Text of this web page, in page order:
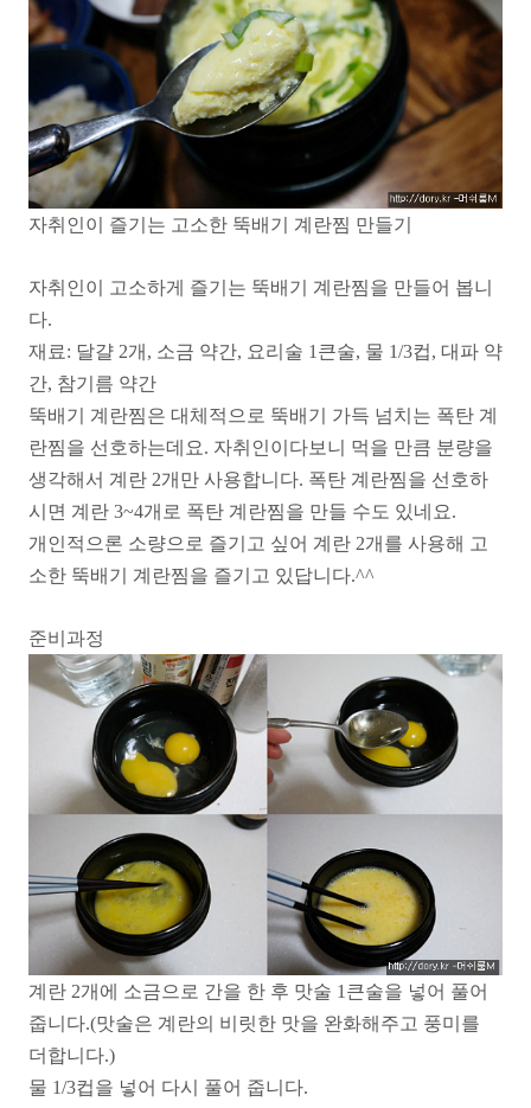
자취인이 즐기는 고소한 뚝배기 계란찜 만들기
자취인이 고소하게 즐기는 뚝배기 계란찜을 만들어 봅니
다.
재료: 달걀 2개, 소금 약간, 요리술 1큰술, 물 1/3컵, 대파 약
간, 참기름 약간
뚝배기 계란찜은 대체적으로 뚝배기 가득 넘치는 폭탄 계
란찜을 선호하는데요. 자취인이다보니 먹을 만큼 분량을
생각해서 계란 2개만 사용합니다. 폭탄 계란찜을 선호하
시면 계란 3~4개로 폭탄 계란찜을 만들 수도 있네요.
개인적으론 소량으로 즐기고 싶어 계란 2개를 사용해 고
소한 뚝배기 계란찜을 즐기고 있답니다.^^
준비과정
계란 2개에 소금으로 간을 한 후 맛술 1큰술을 넣어 풀어
줍니다.(맛술은 계란의 비릿한 맛을 완화해주고 풍미를
더합니다.)
물 1/3컵을 넣어 다시 풀어 줍니다.